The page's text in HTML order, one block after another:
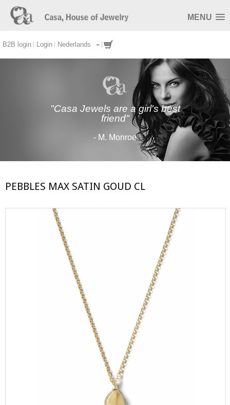
MENU
B2B login Login Nederlands
"Casa Jewels are a girl's best
friend"
- M. Monroe
PEBBLES MAX SATIN GOUD CL